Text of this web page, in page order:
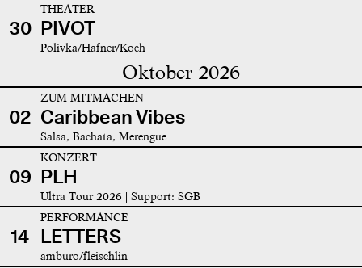
30
THEATER
PIVOT
Polivka/Hafner/Koch
Oktober 2026
02
ZUM MITMACHEN
Caribbean Vibes
Salsa, Bachata, Merengue
09
KONZERT
PLH
Ultra Tour 2026 | Support: SGB
14
PERFORMANCE
LETTERS
amburo/fleischlin